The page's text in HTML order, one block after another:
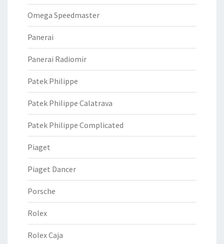
Omega Speedmaster
Panerai
Panerai Radiomir
Patek Philippe
Patek Philippe Calatrava
Patek Philippe Complicated
Piaget
Piaget Dancer
Porsche
Rolex
Rolex Caja